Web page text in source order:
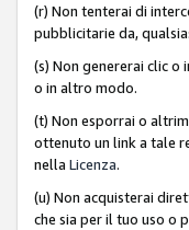
(r) Non tenterai di
pubblicitarie da,
(s) Non genererai clic
o in altro modo.
(t) Non esporrai o
ottenuto un link a tale
nella Licenza.
(u) Non acquisterai
che sia per il tuo uso o